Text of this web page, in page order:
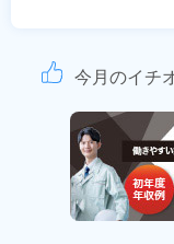
今月のイチ